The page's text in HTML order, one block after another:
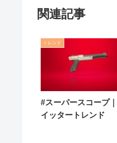
関連記事
トレンド
#スーパースコープ
イッタートレンド